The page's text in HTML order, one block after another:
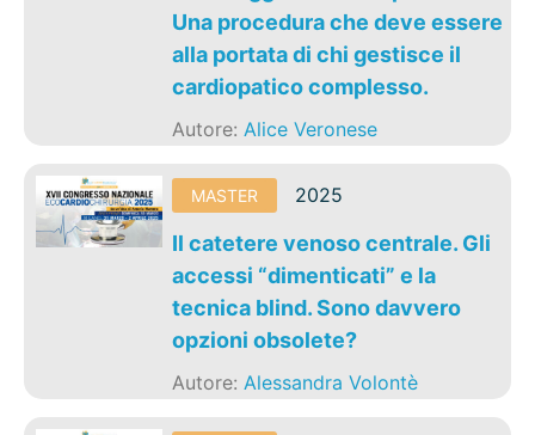
Una procedura che deve essere
alla portata di chi gestisce il
cardiopatico complesso.
Autore:Alice Veronese
MASTER 2025
Il catetere venoso centrale. Gli
accessi “dimenticati” e la
tecnica blind. Sono davvero
opzioni obsolete?
Autore:Alessandra Volontè